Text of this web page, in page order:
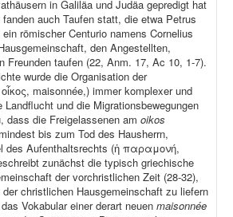
in Galiläa und Judäa gepredigt hat
auch Taufen statt, die etwa Petrus
römischer Centurio namens Cornelius
den Angestellten,
Freunden taufen (22, Anm. 17, Ac 10, 1-7).
wurde die Organisation der
maisonnée,) immer komplexer und
Landflucht und die Migrationsbewegungen
dass die Freigelassenen am oikos
bis zum Tod des Hausherrn,
des Aufenthaltsrechts (ἡ παραμονή,
zunächst die typisch griechische
der vorchristlichen Zeit (28-32),
christlichen Hausgemeinschaft zu liefern
Vokabular einer derart neuen maisonnée